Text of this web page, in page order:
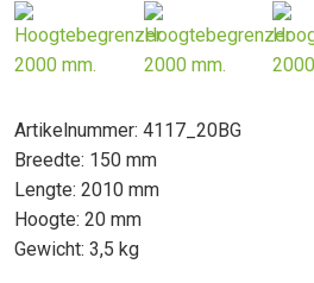
Artikelnummer: 4117_20BG
Breedte: 150 mm
Lengte: 2010 mm
Hoogte: 20 mm
Gewicht: 3,5 kg